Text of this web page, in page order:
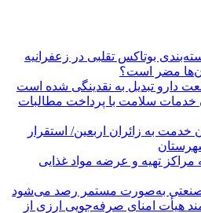
بوتاکس تقلبی در زعفرانیه
مضر است؟
خدمات سلامت با پرداخت مطالبات
از ۱.۷ میلیون خدمت به زائران اربعین/ استقرار
مراکز تهیه و عرضه مواد غذایی
به‌صورت مستمر رصد می‌شود
هیأت امنای صرفه‌جویی ارزی از